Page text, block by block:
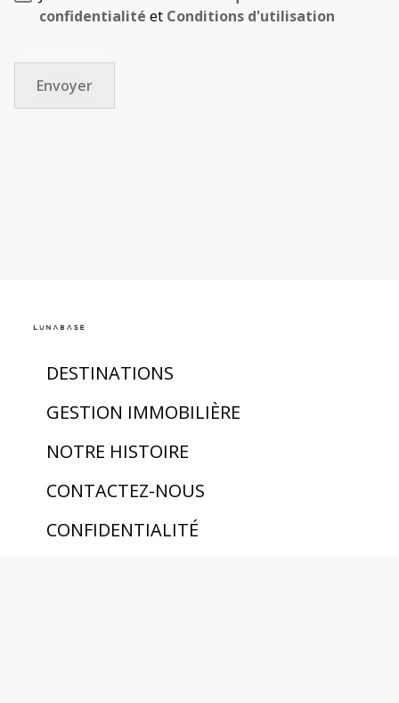
confidentialité et Conditions d'utilisation
Envoyer
DESTINATIONS
GESTION IMMOBILIÈRE
NOTRE HISTOIRE
CONTACTEZ-NOUS
CONFIDENTIALITÉ